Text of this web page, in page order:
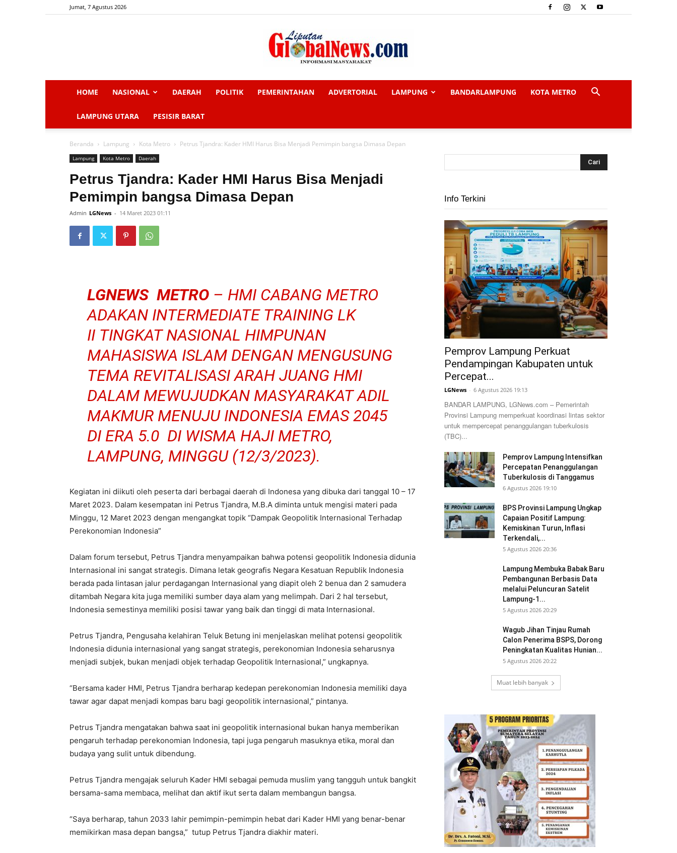
Jumat, 7 Agustus 2026
HOME NASIONAL DAERAH POLITIK PEMERINTAHAN ADVERTORIAL LAMPUNG BANDARLAMPUNG KOTA METRO
LAMPUNG UTARA PESISIR BARAT
Beranda Lampung Kota Metro Petrus Tjandra: Kader HMI Harus Bisa Menjadi Pemimpin bangsa Dimasa Depan
Lampung Kota Metro Daerah
Petrus Tjandra: Kader HMI Harus Bisa Menjadi
Pemimpin bangsa Dimasa Depan
Admin LGNews - 14 Maret 2023 01:11
LGNEWS METRO– HMI CABANG METRO
ADAKAN INTERMEDIATE TRAINING LK
II TINGKAT NASIONAL HIMPUNAN
MAHASISWA ISLAM DENGAN MENGUSUNG
TEMA REVITALISASI ARAH JUANG HMI
DALAM MEWUJUDKAN MASYARAKAT ADIL
MAKMUR MENUJU INDONESIA EMAS 2045
DI ERA 5.0 DI WISMA HAJI METRO,
LAMPUNG, MINGGU (12/3/2023).
Kegiatan ini diikuti oleh peserta dari berbagai daerah di Indonesa yang dibuka dari tanggal 10 – 17
Maret 2023. Dalam kesempatan ini Petrus Tjandra, M.B.A diminta untuk mengisi materi pada
Minggu, 12 Maret 2023 dengan mengangkat topik “Dampak Geopolitik Internasional Terhadap
Perekonomian Indonesia”
Dalam forum tersebut, Petrus Tjandra menyampaikan bahwa potensi geopolitik Indonesia didunia
Internasional ini sangat strategis. Dimana letak geografis Negara Kesatuan Republik Indonesia
berada pada lintasan jalur perdagangan Internasional yang diapit oleh 2 benua dan 2 samudera
ditambah Negara kita juga memiliki sumber daya alam yang melimpah. Dari 2 hal tersebut,
Indonesia semestinya memiliki posisi tawar yang baik dan tinggi di mata Internasional.
Petrus Tjandra, Pengusaha kelahiran Teluk Betung ini menjelaskan melihat potensi geopolitik
Indonesia didunia internasional yang sangat strategis, perekonomian Indonesia seharusnya
menjadi subjek, bukan menjadi objek terhadap Geopolitik Internasional,” ungkapnya.
“Bersama kader HMI, Petrus Tjandra berharap kedepan perekonomian Indonesia memiliki daya
tawar agar dapat menjadi kompas baru bagi geopolitik internasional,” pintanya.
Petrus Tjandra mengatakan bahwa saat ini geopolitik internasional bukan hanya memberikan
pengaruh terhadap perekonomian Indonesia, tapi juga pengaruh masuknya etika, moral dan
budaya yang sulit untuk dibendung.
Petrus Tjandra mengajak seluruh Kader HMI sebagai pemuda muslim yang tangguh untuk bangkit
bersama-sama membaca, melihat dan aktif ikut serta dalam membangun bangsa.
“Saya berharap, tahun 2033 lahir pemimpin-pemimpin hebat dari Kader HMI yang benar-benar
memikirkan masa depan bangsa,” tutup Petrus Tjandra diakhir materi.
Info Terkini
Pemprov Lampung Perkuat
Pendampingan Kabupaten untuk
Percepat...
LGNews - 6 Agustus 2026 19:13
BANDAR LAMPUNG, LGNews.com – Pemerintah
Provinsi Lampung memperkuat koordinasi lintas sektor
untuk mempercepat penanggulangan tuberkulosis
(TBC)...
Pemprov Lampung Intensifkan
Percepatan Penanggulangan
Tuberkulosis di Tanggamus
6 Agustus 2026 19:10
BPS Provinsi Lampung Ungkap
Capaian Positif Lampung:
Kemiskinan Turun, Inflasi
Terkendali,...
5 Agustus 2026 20:36
Lampung Membuka Babak Baru
Pembangunan Berbasis Data
melalui Peluncuran Satelit
Lampung-1...
5 Agustus 2026 20:29
Wagub Jihan Tinjau Rumah
Calon Penerima BSPS, Dorong
Peningkatan Kualitas Hunian...
5 Agustus 2026 20:22
Muat lebih banyak